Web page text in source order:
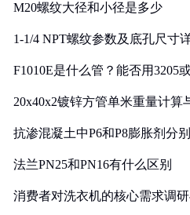
M20螺纹大径和小径是多少
1-1/4 NPT螺纹参数及底孔尺寸
F1010E是什么管？能否用3205
20x40x2镀锌方管单米重量计算
抗渗混凝土中P6和P8膨胀剂分
法兰PN25和PN16有什么区别
消费者对洗衣机的核心需求调